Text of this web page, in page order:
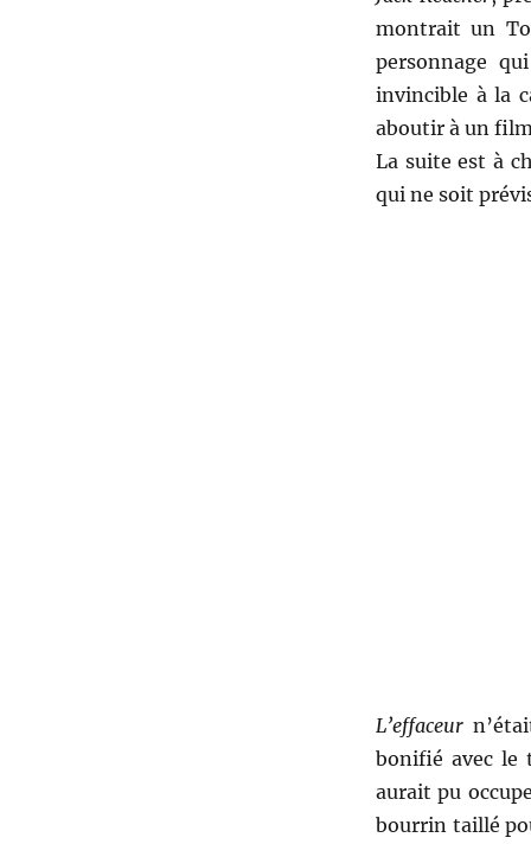
montrait un
personnage
invincible à la
aboutir à un
La suite est à
qui ne soit
L’effaceur
bonifié avec le
aurait pu
bourrin taillé